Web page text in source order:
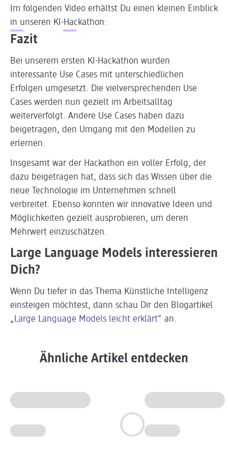
Im folgenden Video erhältst Du einen kleinen Einblick
in unseren KI-Hackathon:
Slider wird geladen ...
Fazit
Bei unserem ersten KI-Hackathon wurden
interessante Use Cases mit unterschiedlichen
Erfolgen umgesetzt. Die vielversprechenden Use
Cases werden nun gezielt im Arbeitsalltag
weiterverfolgt. Andere Use Cases haben dazu
beigetragen, den Umgang mit den Modellen zu
erlernen.
Insgesamt war der Hackathon ein voller Erfolg, der
dazu beigetragen hat, dass sich das Wissen über die
neue Technologie im Unternehmen schnell
verbreitet. Ebenso konnten wir innovative Ideen und
Möglichkeiten gezielt ausprobieren, um deren
Mehrwert einzuschätzen.
Large Language Models interessieren
Dich?
Wenn Du tiefer in das Thema Künstliche Intelligenz
einsteigen möchtest, dann schau Dir den Blogartikel
„ Large Language Models leicht erklärt“ an.
Ähnliche Artikel entdecken